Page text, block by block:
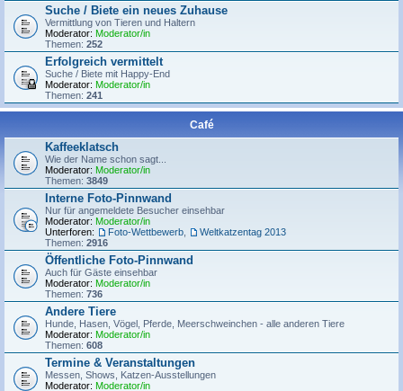
Suche / Biete ein neues Zuhause
Vermittlung von Tieren und Haltern
Moderator: Moderator/in
Themen: 252
Erfolgreich vermittelt
Suche / Biete mit Happy-End
Moderator: Moderator/in
Themen: 241
Café
Kaffeeklatsch
Wie der Name schon sagt...
Moderator: Moderator/in
Themen: 3849
Interne Foto-Pinnwand
Nur für angemeldete Besucher einsehbar
Moderator: Moderator/in
Unterforen:
Foto-Wettbewerb
Weltkatzentag 2013
Themen: 2916
Öffentliche Foto-Pinnwand
Auch für Gäste einsehbar
Moderator: Moderator/in
Themen: 736
Andere Tiere
Hunde, Hasen, Vögel, Pferde, Meerschweinchen - alle anderen Tiere
Moderator: Moderator/in
Themen: 608
Termine & Veranstaltungen
Messen, Shows, Katzen-Ausstellungen
Moderator: Moderator/in